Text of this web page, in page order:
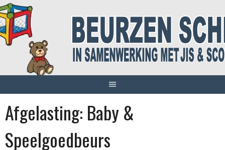
Spring
naar
inhoud
Afgelasting: Baby &
Speelgoedbeurs